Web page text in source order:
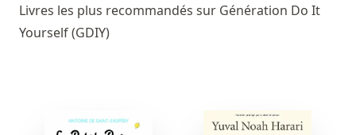
Livres les plus recommandés sur Génération Do It
Yourself (GDIY)